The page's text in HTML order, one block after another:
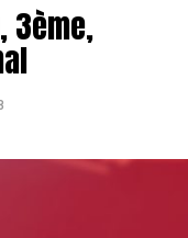
3ème,